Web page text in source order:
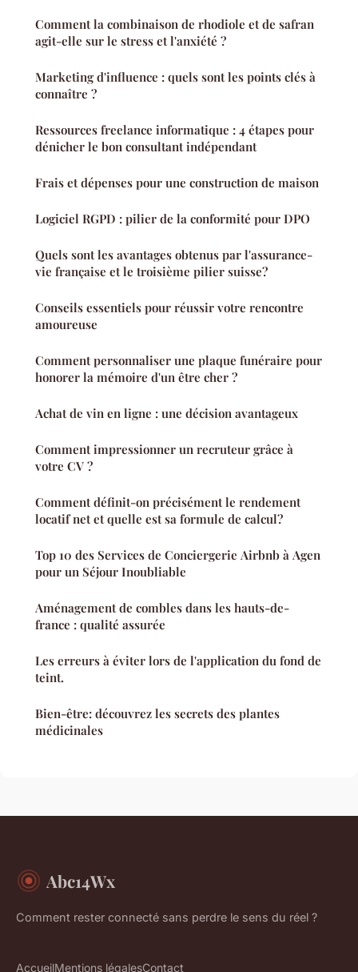
Comment la combinaison de rhodiole et de safran
agit-elle sur le stress et l'anxiété ?
Marketing d'influence : quels sont les points clés à
connaître ?
Ressources freelance informatique : 4 étapes pour
dénicher le bon consultant indépendant
Frais et dépenses pour une construction de maison
Logiciel RGPD : pilier de la conformité pour DPO
Quels sont les avantages obtenus par l'assurance-
vie française et le troisième pilier suisse?
Conseils essentiels pour réussir votre rencontre
amoureuse
Comment personnaliser une plaque funéraire pour
honorer la mémoire d'un être cher ?
Achat de vin en ligne : une décision avantageux
Comment impressionner un recruteur grâce à
votre CV ?
Comment définit-on précisément le rendement
locatif net et quelle est sa formule de calcul?
Top 10 des Services de Conciergerie Airbnb à Agen
pour un Séjour Inoubliable
Aménagement de combles dans les hauts-de-
france : qualité assurée
Les erreurs à éviter lors de l'application du fond de
teint.
Bien-être: découvrez les secrets des plantes
médicinales
Abc14Wx
Comment rester connecté sans perdre le sens du réel ?
AccueilMentions légalesContact